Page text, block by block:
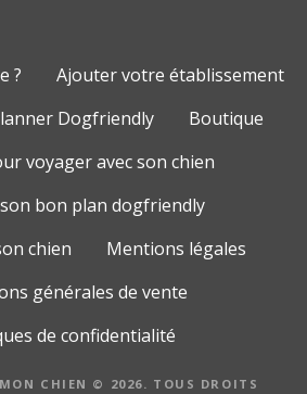
?
Ajouter votre établissement
Dogfriendly
Boutique
voyager avec son chien
bon plan dogfriendly
chien
Mentions légales
générales de vente
de confidentialité
CHIEN © 2026. TOUS DROITS